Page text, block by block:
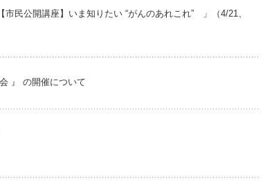
民公開講座】いま知りたい “がんのあれこれ”​ 」（4/21、
』 の開催について